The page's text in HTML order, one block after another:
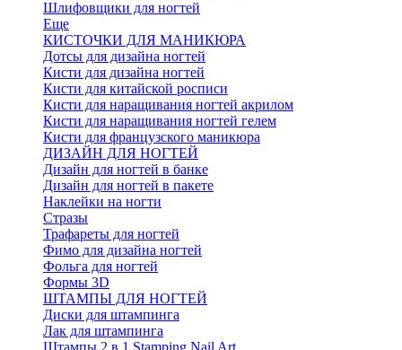
Шлифовщики для ногтей
Еще
КИСТОЧКИ ДЛЯ МАНИКЮРА
Дотсы для дизайна ногтей
Кисти для дизайна ногтей
Кисти для китайской росписи
Кисти для наращивания ногтей акрилом
Кисти для наращивания ногтей гелем
Кисти для французского маникюра
ДИЗАЙН ДЛЯ НОГТЕЙ
Дизайн для ногтей в банке
Дизайн для ногтей в пакете
Наклейки на ногти
Стразы
Трафареты для ногтей
Фимо для дизайна ногтей
Фольга для ногтей
Формы 3D
ШТАМПЫ ДЛЯ НОГТЕЙ
Диски для штампинга
Лак для штампинга
Штампы 2 в 1 Stamping Nail Art